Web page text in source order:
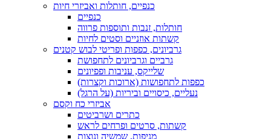
כנפיים, חותלות ואביזרי חיות
כנפיים
חותלות, זנבות ותוספות פרווה
קשתות אוזניים וסטים לחיות
גרביונים, כפפות ופריטי לבוש קטנים
גרביים וגרביונים לתחפושת
שלייקס, עניבות ופפיונים
כפפות לתחפושות (ארוכות וקצרות)
נעליים, כיסויים וביריות (על הרגל)
אביזרי כח וקסם
כתרים ושרביטים
קשתות, סרטים ופרחים לראש
מניפות, שמשיה ונוצות